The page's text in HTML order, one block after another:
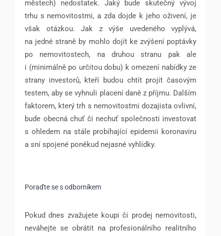
městech) nedostatek. Jaký bude skutečný vývoj
trhu s nemovitostmi, a zda dojde k jeho oživení, je
však otázkou. Jak z výše uvedeného vyplývá,
na jedné straně by mohlo dojít ke zvýšení poptávky
po nemovitostech, na druhou stranu pak ale
i (minimálně po určitou dobu) k omezení nabídky ze
strany investorů, kteří budou chtít projít časovým
testem, aby se vyhnuli placení daně z příjmu. Dalším
faktorem, který trh s nemovitostmi dozajista ovlivní,
bude obecná chuť či nechuť společnosti investovat
s ohledem na stále probíhající epidemii koronaviru
a sní spojené poněkud nejasné vyhlídky.
Poraďte se s odborníkem
Pokud dnes zvažujete koupi či prodej nemovitosti,
neváhejte se obrátit na profesionálního realitního